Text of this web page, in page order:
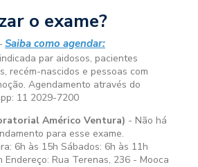
o exame?
Saiba como agendar:
par aidosos, pacientes
recém-nascidos e pessoas com
Agendamento através do
11 2029-7200
Américo Ventura) - Não há
para esse exame.
6h às 15h Sábados: 6h às 11h
Endereço: Rua Terenas, 236 - Mooca